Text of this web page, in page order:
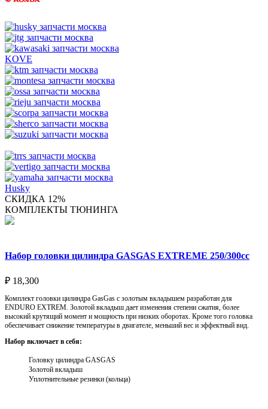
KOVE
Husky
СКИДКА 12%
КОМПЛЕКТЫ ТЮНИНГА
Набор головки цилиндра GASGAS EXTREME 250/300cc
₽ 18,300
Комплект головки цилиндра GasGas с золотым вкладышем разработан для
ENDURO EXTREM. Золотой вкладыш дает изменения степени сжатия, более
высокий крутящий момент и мощность при низких оборотах. Кроме того головка
обеспечивает снижение температуры в двигателе, меньший вес и эффектный вид.
Набор включает в себя:
Головку цилиндра GASGAS
Золотой вкладыш
Уплотнительные резинки (кольца)